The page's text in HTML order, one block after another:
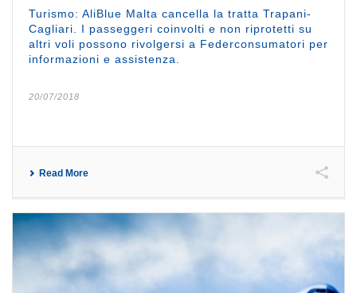
Turismo: AliBlue Malta cancella la tratta Trapani-
Cagliari. I passeggeri coinvolti e non riprotetti su
altri voli possono rivolgersi a Federconsumatori per
informazioni e assistenza.
20/07/2018
Read More